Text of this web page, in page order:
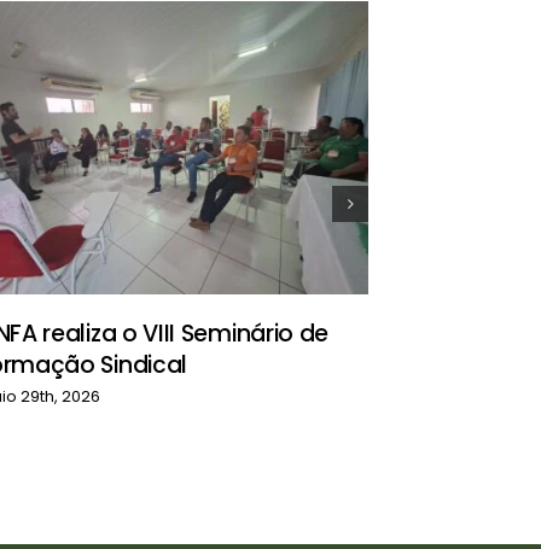
realiza o VIII Seminário de
Sindical
29th, 2026